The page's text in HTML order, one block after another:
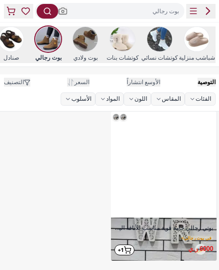
بوت رجالي
شباشب منزليةكوتشات نسائي كوتشات بنات بوت ولادي بوت رجالي صنادل
التوصية الأوسع انتشاراً السعر
التصنيف
الفئات
المقاس اللون المواد الأسلوب
بوتي رجالي خامة قوية مناسب للأناقة اليومية
في بوت رجالي >
6000 ر.ي 1+